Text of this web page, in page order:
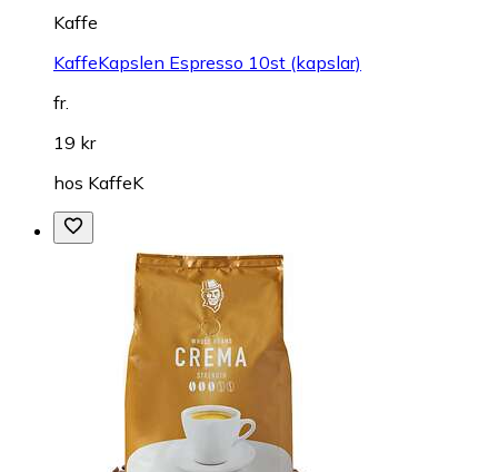
Kaffe
KaffeKapslen Espresso 10st (kapslar)
fr.
19 kr
hos KaffeK